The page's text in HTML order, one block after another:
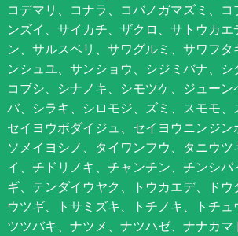
コデマリ、コナラ、コバノガマズミ、
ンズイ、サイカチ、ザクロ、サトウカ
ン、サルスベリ、サワグルミ、サワフ
ンシュユ、サンショウ、シジミバナ、
コブシ、シナノキ、シモツケ、ジューン
バ、シラキ、シロモジ、ズミ、スモモ、
セイヨウボダイジュ、セイヨウニンジン
ソメイヨシノ、タイワンフウ、タニウ
イ、チドリノキ、チャンチン、チンシ
ギ、テンダイウヤク、トウカエデ、ドウ
ウツギ、トサミズキ、トチノキ、トチ
ツツバキ、ナツメ、ナツハゼ、ナナカマ